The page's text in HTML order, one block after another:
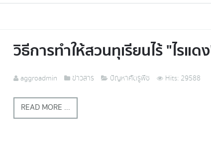
วิธีการทำให้สวนทุเรียนไร้ "ไรแด
aggroadmin ข่าวสาร ปัญหาศัตรูพืช Hits: 29588
READ MORE ...